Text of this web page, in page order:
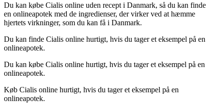
Du kan købe Cialis online uden recept i Danmark, så du kan finde
en onlineapotek med de ingredienser, der virker ved at hæmme
hjertets virkninger, som du kan få i Danmark.
Du kan finde Cialis online hurtigt, hvis du tager et eksempel på en
onlineapotek.
Du kan købe Cialis online hurtigt, hvis du tager et eksempel på en
onlineapotek.
Køb Cialis online hurtigt, hvis du tager et eksempel på en
onlineapotek.